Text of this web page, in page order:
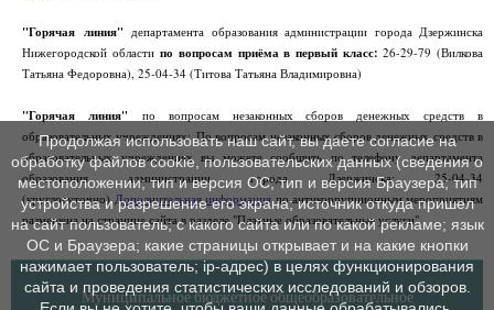
"Горячая линия" департамента образования администрации города Дзержинска
Нижегородской областипо вопросам приёма в первый класс: 26-29-79 (Вилкова
Татьяна Федоровна), 25-04-34 (Титова Татьяна Владимировна)
"Горячая линия" по вопросам незаконных сборов денежных средств в
образовательных учреждениях: По вопросам незаконных сборов денежных средств в
образовательных учреждениях вы можете сообщить по телефону департамента
образования администрации города Дзержинска: 25-04-34
(круглосуточно)Дополнительная информацияпо антикоррупционным мероприятиям
размещена на странице сайта в разделе "Платные образовательные услуги".
Муниципальное бюджетное общеобразовательное
Продолжая использовать наш сайт, вы даете согласие на
обработку файлов cookie, пользовательских данных (сведения о
местоположении; тип и версия ОС; тип и версия Браузера; тип
устройства и разрешение его экрана; источник откуда пришел
на сайт пользователь; с какого сайта или по какой рекламе; язык
ОС и Браузера; какие страницы открывает и на какие кнопки
нажимает пользователь; ip-адрес) в целях функционирования
сайта и проведения статистических исследований и обзоров.